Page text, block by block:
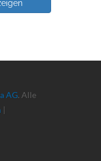
AG. Alle
|